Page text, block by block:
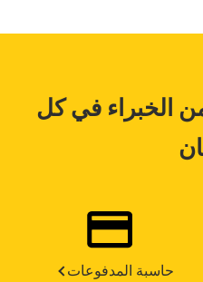
الخبراء في كل
حاسبة المدفوعات